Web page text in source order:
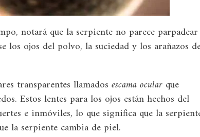
notará que la serpiente no parece
los ojos del polvo, la suciedad y los arañazos
transparentes llamados escama ocular que
Estos lentes para los ojos están hechos del
e inmóviles, lo que significa que la
la serpiente cambia de piel.